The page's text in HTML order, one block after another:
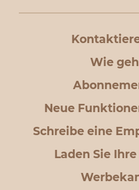
Wie
Neue
Schreibe eine
Laden Sie